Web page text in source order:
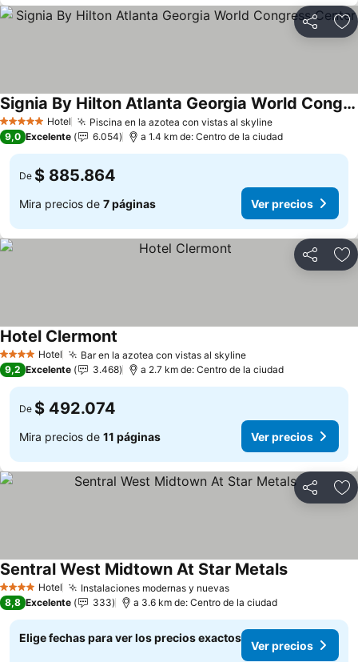
Compartir
5 Estrellas Hotel Piscina en la azotea con vistas al skyline
Signia By Hilton Atlanta Georgia World Congress Center
9,0 Excelente 6.054 a 1.4 km de: Centro de la ciudad
De $ 885.864
Mira precios de 7 páginas Ver precios
Compartir
4 EstrellasHotel Bar en la azotea con vistas al skyline
Hotel Clermont
9,2 Excelente 3.468 a 2.7 km de: Centro de la ciudad
De $ 492.074
Mira precios de 11 páginas Ver precios
Compartir
4 EstrellasHotel Instalaciones modernas y nuevas
Sentral West Midtown At Star Metals
8,8 Excelente 333 a 3.6 km de: Centro de la ciudad
Elige fechas para ver los precios exactos
Ver precios